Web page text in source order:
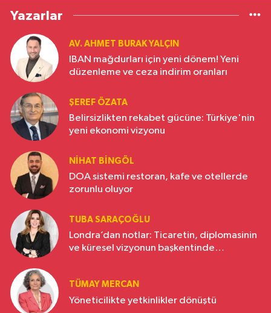
Yazarlar
AV. AHMET BURAK YALÇIN
IBAN mağdurları için yeni dönem! Yeni
düzenleme ve ceza indirim oranları
ŞEREF ÖZATA
Belirsizlikten rekabet gücüne: Türkiye'nin
yeni ekonomi vizyonu
NIHAT BINGÖL
DOA sistemi restoran, kafe ve otellerde
zorunlu oluyor
TUBA SARAÇOĞLU
Londra’dan notlar: Ticaretin, diplomasinin
ve küresel vizyonun başkentinde
TÜMAY MERCAN
Yöneticilikte yetkinlikler dönüştü